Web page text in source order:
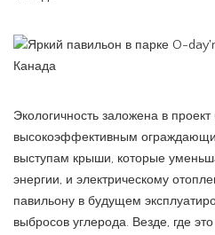
Экологичность заложена в проект
высокоэффективным
выступам крыши, которые
энергии, и электрическому
павильону в будущем
выбросов углерода. Везде, где